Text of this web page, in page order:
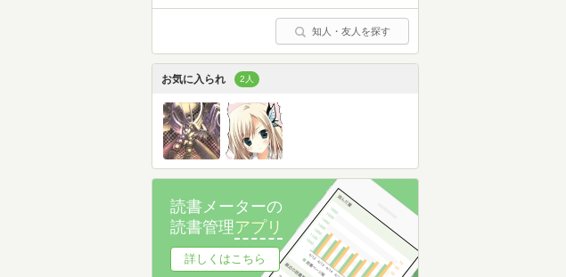
知人・友人を探す
お気に入られ 2人
読書メーターの
読書管理アプリ
詳しくはこちら